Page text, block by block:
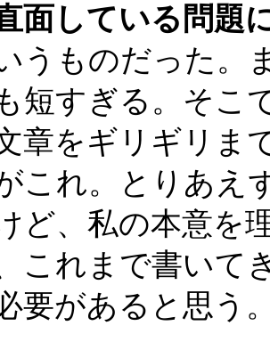
面している問題
うものだった。
短すぎる。そこ
章をギリギリま
これ。とりあえ
ど、私の本意を
これまで書いて
要があると思う